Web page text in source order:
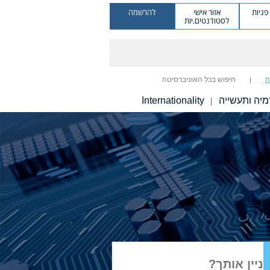
אזור אישי
לסטודנטים.יות
להרשמה
חיפוש בכל האוניברסיטה
ותעשייה |
Internationality